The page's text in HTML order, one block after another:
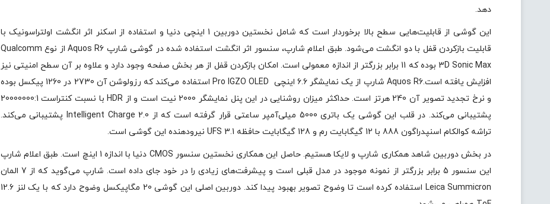
دهد.
این گوشی از قابلیت‌هایی سطح بالا برخوردار است که شامل نخستین دوربین 1 اینچی دنیا و استفاده از اسکنر اثر انگشت اولتراسونیک با
قابلیت بازکردن قفل با دو انگشت می‌شود. طبق اعلام شارپ، سنسور اثر انگشت استفاده شده در گوشی شارپ Aquos R6 از نوع Qualcomm
3D Sonic Max بوده که 11 برابر بزرگتر از اندازه معمولی است. امکان بازکردن قفل از هر بخش صفحه وجود دارد و علاوه بر آن سطح امنیتی نیز
افزایش یافته است.Aquos R6 شارپ از یک نمایشگر 6.6 اینچی Pro IGZO OLED استفاده می‌کند که رزولوشن آن 2730 در 1260 پیکسل بوده
و نرخ تجدید تصویر آن 240 هرتز است. حداکثر میزان روشنایی در این پنل نمایشگر 2000 نیت است و از HDR با نسبت کنتراست 20000000:1
پشتیبانی می‌کند. در قلب این گوشی یک باتری 5000 میلی‌آمپر ساعتی قرار گرفته است که از Intelligent Charge 2.0 پشتیبانی می‌کند.
تراشه کوالکام اسنپدراگون 888 با 12 گیگابایت رم و 128 گیگابایت حافظه UFS 3.1 نیرودهنده این گوشی است.
در بخش دوربین شاهد همکاری شارپ و لایکا هستیم. حاصل این همکاری نخستین سنسور CMOS دنیا با اندازه 1 اینچ است. طبق اعلام شارپ
این سنسور 5 برابر بزرگتر از نمونه موجود در مدل قبلی است و پیشرفت‌های زیادی را در خود جای داده است. شارپ می‌گوید که از 7 المان
Leica Summicron استفاده کرده است تا وضوح تصویر بهبود پیدا کند. دوربین اصلی این گوشی 20 مگاپیکسل وضوح دارد که با یک لنز 12.6